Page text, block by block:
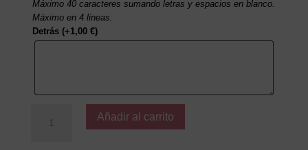
Máximo 40 caracteres sumando letras y espacios en blanco.
Máximo en 4 lineas.
Detrás (+1,00 €)
Añadir al carrito